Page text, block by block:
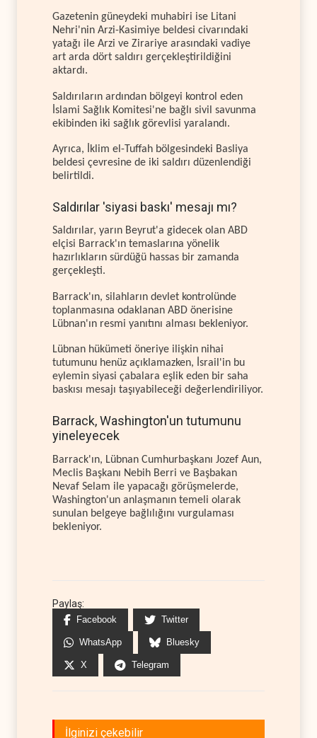
Gazetenin güneydeki muhabiri ise Litani
Nehri'nin Arzi-Kasimiye beldesi civarındaki
yatağı ile Arzi ve Zirariye arasındaki vadiye
art arda dört saldırı gerçekleştirildiğini
aktardı.
Saldırıların ardından bölgeyi kontrol eden
İslami Sağlık Komitesi'ne bağlı sivil savunma
ekibinden iki sağlık görevlisi yaralandı.
Ayrıca, İklim el-Tuffah bölgesindeki Basliya
beldesi çevresine de iki saldırı düzenlendiği
belirtildi.
Saldırılar 'siyasi baskı' mesajı mı?
Saldırılar, yarın Beyrut'a gidecek olan ABD
elçisi Barrack'ın temaslarına yönelik
hazırlıkların sürdüğü hassas bir zamanda
gerçekleşti.
Barrack'ın, silahların devlet kontrolünde
toplanmasına odaklanan ABD önerisine
Lübnan'ın resmi yanıtını alması bekleniyor.
Lübnan hükümeti öneriye ilişkin nihai
tutumunu henüz açıklamazken, İsrail'in bu
eylemin siyasi çabalara eşlik eden bir saha
baskısı mesajı taşıyabileceği değerlendiriliyor.
Barrack, Washington'un tutumunu
yineleyecek
Barrack'ın, Lübnan Cumhurbaşkanı Jozef Aun,
Meclis Başkanı Nebih Berri ve Başbakan
Nevaf Selam ile yapacağı görüşmelerde,
Washington'un anlaşmanın temeli olarak
sunulan belgeye bağlılığını vurgulaması
bekleniyor.
Paylaş:
Facebook Twitter
WhatsApp Bluesky
X Telegram
İlginizi çekebilir